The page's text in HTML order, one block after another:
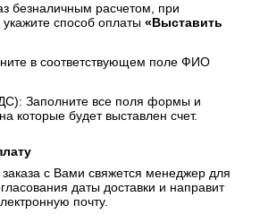
безналичным расчетом, при
способ оплаты «Выставить
в соответствующем поле ФИО
Заполните все поля формы и
которые будет выставлен счет.
с Вами свяжется менеджер для
даты доставки и направит
почту.